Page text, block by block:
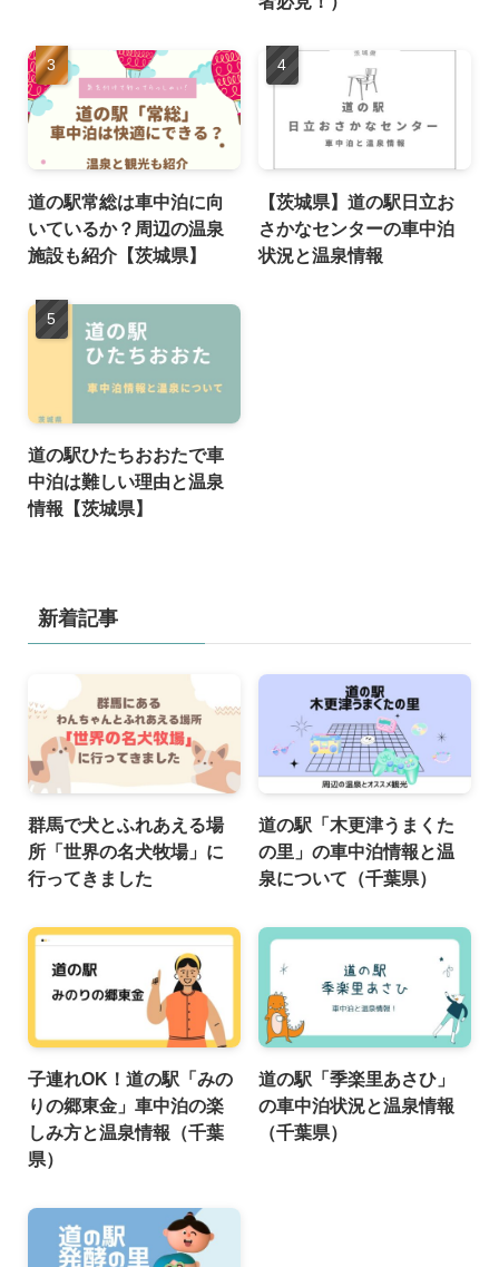
道の駅常総は車中泊に向
いているか？周辺の温泉
施設も紹介【茨城県】
【茨城県】道の駅日立お
さかなセンターの車中泊
状況と温泉情報
道の駅ひたちおおたで車
中泊は難しい理由と温泉
情報【茨城県】
新着記事
群馬で犬とふれあえる場
所「世界の名犬牧場」に
行ってきました
道の駅「木更津うまくた
の里」の車中泊情報と温
泉について（千葉県）
子連れOK！道の駅「みの
りの郷東金」車中泊の楽
しみ方と温泉情報（千葉
県）
道の駅「季楽里あさひ」
の車中泊状況と温泉情報
（千葉県）